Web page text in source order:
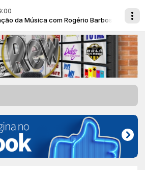
Música com Rogério Barbosa
PATROCINADORES 01